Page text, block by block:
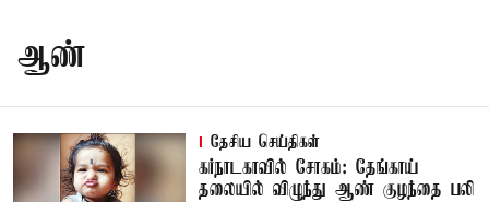
ஆண்
தேசிய செய்திகள்
கர்நாடகாவில் சோகம்: தேங்காய்
தலையில் விழுந்து ஆண் குழந்தை பலி